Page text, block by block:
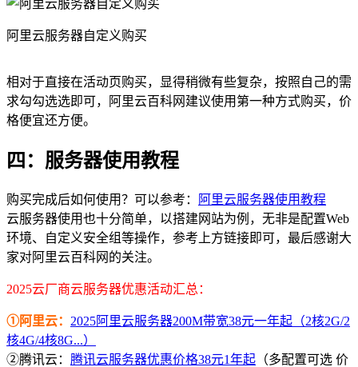
阿里云服务器自定义购买
相对于直接在活动页购买，显得稍微有些复杂，按照自己的需
求勾勾选选即可，阿里云百科网建议使用第一种方式购买，价
格便宜还方便。
四：服务器使用教程
购买完成后如何使用？可以参考：
阿里云服务器使用教程
云服务器使用也十分简单，以搭建网站为例，无非是配置Web
环境、自定义安全组等操作，参考上方链接即可，最后感谢大
家对阿里云百科网的关注。
2025云厂商云服务器优惠活动汇总：
①阿里云： 2025阿里云服务器200M带宽38元一年起（2核2G/2
核4G/4核8G...）
②腾讯云： 腾讯云服务器优惠价格38元1年起 （多配置可选 价